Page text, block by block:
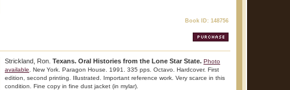
Book ID: 148756
Strickland, Ron. Texans. Oral Histories from the Lone Star State. Photo
available . New York. Paragon House. 1991. 335 pps. Octavo. Hardcover. First
edition, second printing. Illustrated. Important reference work. Very scarce in this
condition. Fine copy in fine dust jacket (in mylar).